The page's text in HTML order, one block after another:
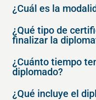
¿Cuál es la
¿Qué tipo de
finalizar la
¿Cuánto tiempo
diplomado?
¿Qué incluye el